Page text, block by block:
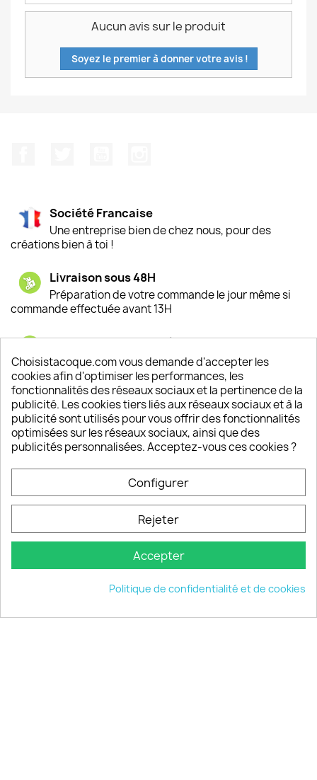
Aucun avis sur le produit
Soyez le premier à donner votre avis !
Société Francaise
Une entreprise bien de chez nous, pour des
créations bien à toi !
Livraison sous 48H
Préparation de votre commande le jour même si
commande effectuée avant 13H
Satisfaction de nos clients
Depuis 2009, entre 92% et 94% de nos clients
sont satisfaits de nos produits
Un SAV à votre écoute
Notre SAV est disponible 6/7J de 10h à 18H
keyboard_arrow_down
© 2026 - choisistacoque.com
Choisistacoque.com vous demande d'accepter les
cookies afin d'optimiser les performances, les
fonctionnalités des réseaux sociaux et la pertinence de la
publicité. Les cookies tiers liés aux réseaux sociaux et à la
publicité sont utilisés pour vous offrir des fonctionnalités
optimisées sur les réseaux sociaux, ainsi que des
publicités personnalisées. Acceptez-vous ces cookies ?
Configurer
Rejeter
Accepter
Politique de confidentialité et de cookies